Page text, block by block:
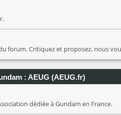
forum. Critiquez et proposez, nous
: AEUG (AEUG.fr)
dédiée à Gundam en France.